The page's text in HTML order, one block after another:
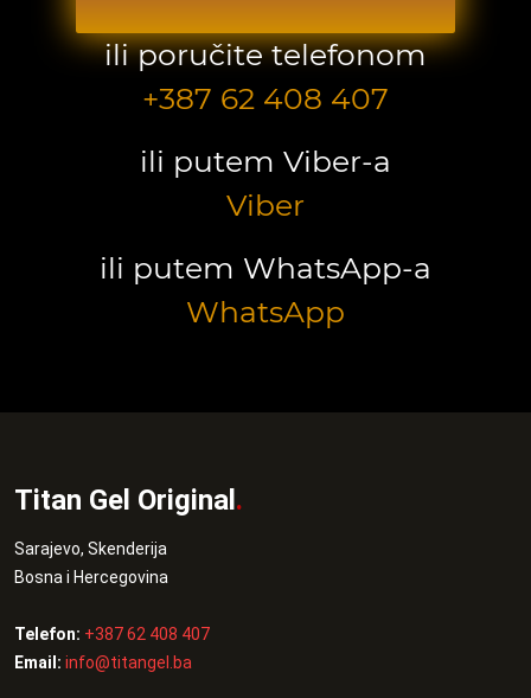
ili poručite telefonom
+387 62 408 407
ili putem Viber-a
Viber
ili putem WhatsApp-a
WhatsApp
Titan Gel Original.
Sarajevo, Skenderija
Bosna i Hercegovina
Telefon: +387 62 408 407
Email: info@titangel.ba